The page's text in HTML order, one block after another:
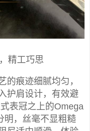
精工巧思
的痕迹细腻均匀，
护肩设计，有效避
表冠之上的Omega
明，丝毫不显粗糙